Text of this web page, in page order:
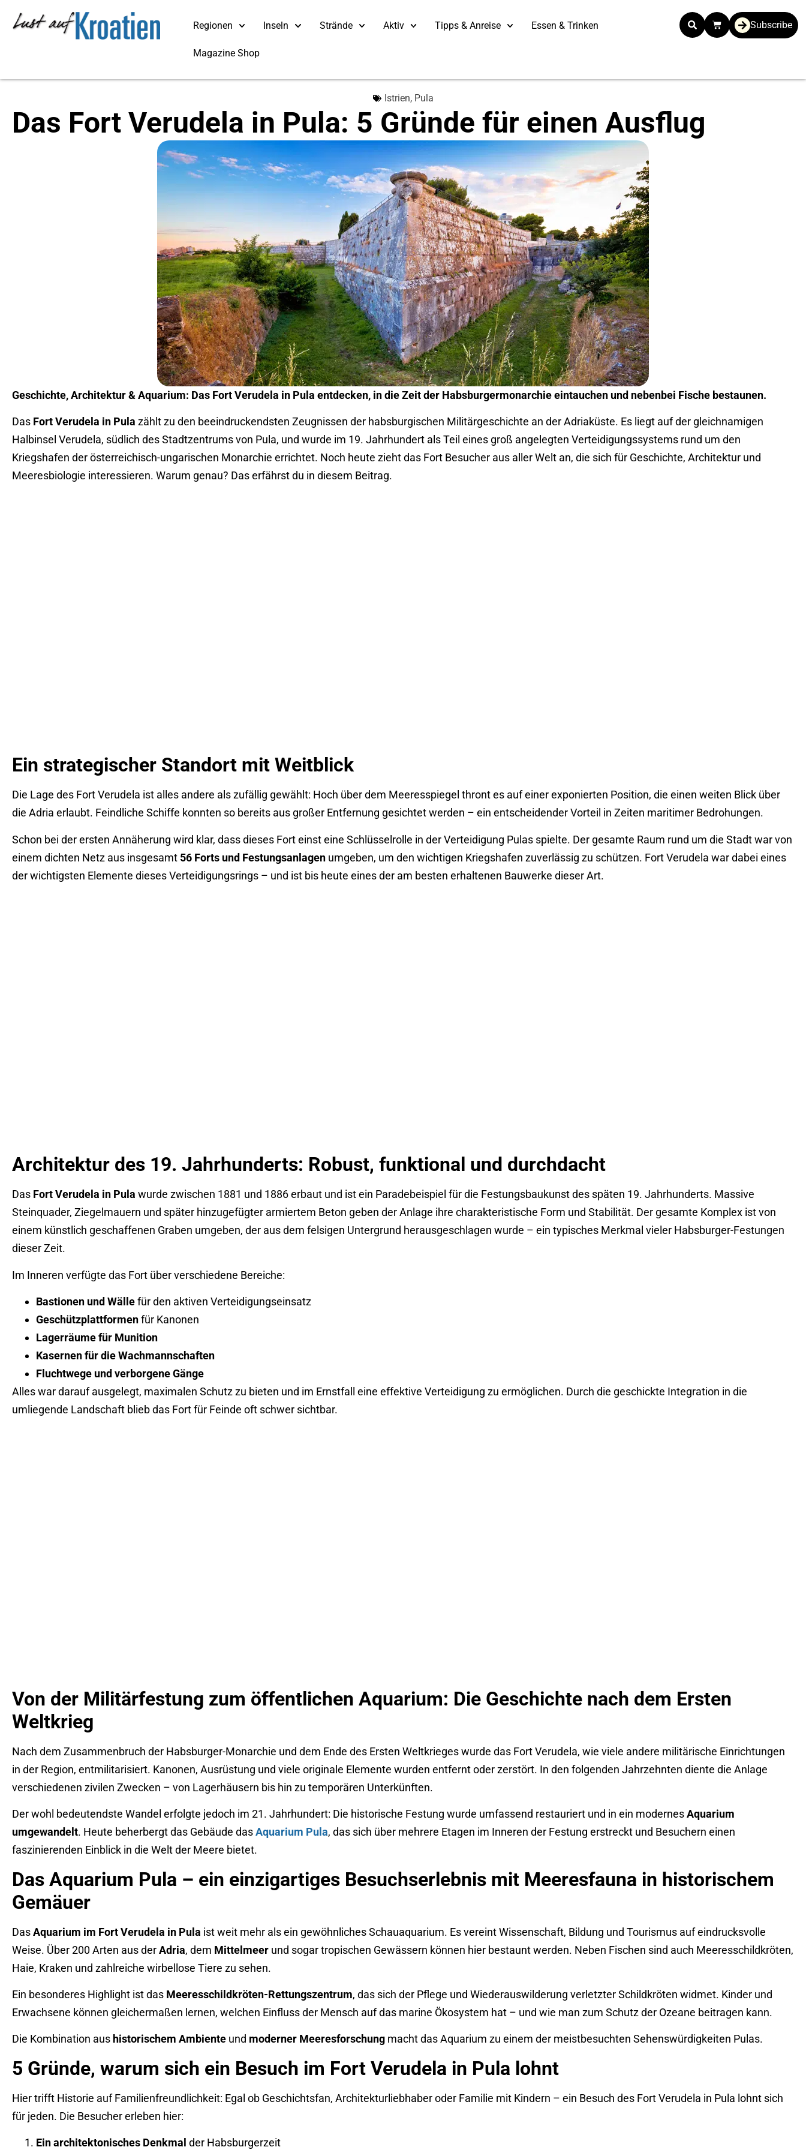
Regionen Inseln Strände Aktiv Tipps & Anreise Essen & Trinken
Magazine Shop
Subscribe
Istrien, Pula
Das Fort Verudela in Pula: 5 Gründe für einen Ausflug
Geschichte, Architektur & Aquarium: Das Fort Verudela in Pula entdecken, in die Zeit der Habsburgermonarchie eintauchen und nebenbei Fische bestaunen.
Das Fort Verudela in Pula zählt zu den beeindruckendsten Zeugnissen der habsburgischen Militärgeschichte an der Adriaküste. Es liegt auf der gleichnamigen
Halbinsel Verudela, südlich des Stadtzentrums von Pula, und wurde im 19. Jahrhundert als Teil eines groß angelegten Verteidigungssystems rund um den
Kriegshafen der österreichisch-ungarischen Monarchie errichtet. Noch heute zieht das Fort Besucher aus aller Welt an, die sich für Geschichte, Architektur und
Meeresbiologie interessieren. Warum genau? Das erfährst du in diesem Beitrag.
Ein strategischer Standort mit Weitblick
Die Lage des Fort Verudela ist alles andere als zufällig gewählt: Hoch über dem Meeresspiegel thront es auf einer exponierten Position, die einen weiten Blick über
die Adria erlaubt. Feindliche Schiffe konnten so bereits aus großer Entfernung gesichtet werden – ein entscheidender Vorteil in Zeiten maritimer Bedrohungen.
Schon bei der ersten Annäherung wird klar, dass dieses Fort einst eine Schlüsselrolle in der Verteidigung Pulas spielte. Der gesamte Raum rund um die Stadt war von
einem dichten Netz aus insgesamt 56 Forts und Festungsanlagen umgeben, um den wichtigen Kriegshafen zuverlässig zu schützen. Fort Verudela war dabei eines
der wichtigsten Elemente dieses Verteidigungsrings – und ist bis heute eines der am besten erhaltenen Bauwerke dieser Art.
Architektur des 19. Jahrhunderts: Robust, funktional und durchdacht
Das Fort Verudela in Pula wurde zwischen 1881 und 1886 erbaut und ist ein Paradebeispiel für die Festungsbaukunst des späten 19. Jahrhunderts. Massive
Steinquader, Ziegelmauern und später hinzugefügter armiertem Beton geben der Anlage ihre charakteristische Form und Stabilität. Der gesamte Komplex ist von
einem künstlich geschaffenen Graben umgeben, der aus dem felsigen Untergrund herausgeschlagen wurde – ein typisches Merkmal vieler Habsburger-Festungen
dieser Zeit.
Im Inneren verfügte das Fort über verschiedene Bereiche:
Bastionen und Wällefür den aktiven Verteidigungseinsatz
Geschützplattformenfür Kanonen
Lagerräume für Munition
Kasernen für die Wachmannschaften
Fluchtwege und verborgene Gänge
Alles war darauf ausgelegt, maximalen Schutz zu bieten und im Ernstfall eine effektive Verteidigung zu ermöglichen. Durch die geschickte Integration in die
umliegende Landschaft blieb das Fort für Feinde oft schwer sichtbar.
Von der Militärfestung zum öffentlichen Aquarium: Die Geschichte nach dem Ersten
Weltkrieg
Nach dem Zusammenbruch der Habsburger-Monarchie und dem Ende des Ersten Weltkrieges wurde das Fort Verudela, wie viele andere militärische Einrichtungen
in der Region, entmilitarisiert. Kanonen, Ausrüstung und viele originale Elemente wurden entfernt oder zerstört. In den folgenden Jahrzehnten diente die Anlage
verschiedenen zivilen Zwecken – von Lagerhäusern bis hin zu temporären Unterkünften.
Der wohl bedeutendste Wandel erfolgte jedoch im 21. Jahrhundert: Die historische Festung wurde umfassend restauriert und in ein modernesAquarium
umgewandelt. Heute beherbergt das Gebäude dasAquarium Pula, das sich über mehrere Etagen im Inneren der Festung erstreckt und Besuchern einen
faszinierenden Einblick in die Welt der Meere bietet.
Das Aquarium Pula – ein einzigartiges Besuchserlebnis mit Meeresfauna in historischem
Gemäuer
DasAquarium im Fort Verudela in Pula ist weit mehr als ein gewöhnliches Schauaquarium. Es vereint Wissenschaft, Bildung und Tourismus auf eindrucksvolle
Weise. Über 200 Arten aus derAdria, dem Mittelmeer und sogar tropischen Gewässern können hier bestaunt werden. Neben Fischen sind auch Meeresschildkröten,
Haie, Kraken und zahlreiche wirbellose Tiere zu sehen.
Ein besonderes Highlight ist das Meeresschildkröten-Rettungszentrum, das sich der Pflege und Wiederauswilderung verletzter Schildkröten widmet. Kinder und
Erwachsene können gleichermaßen lernen, welchen Einfluss der Mensch auf das marine Ökosystem hat – und wie man zum Schutz der Ozeane beitragen kann.
Die Kombination aus historischem Ambiente und moderner Meeresforschung macht das Aquarium zu einem der meistbesuchten Sehenswürdigkeiten Pulas.
5 Gründe, warum sich ein Besuch im Fort Verudela in Pula lohnt
Hier trifft Historie auf Familienfreundlichkeit: Egal ob Geschichtsfan, Architekturliebhaber oder Familie mit Kindern – ein Besuch des Fort Verudela in Pula lohnt sich
für jeden. Die Besucher erleben hier:
Ein architektonisches Denkmal der Habsburgerzeit